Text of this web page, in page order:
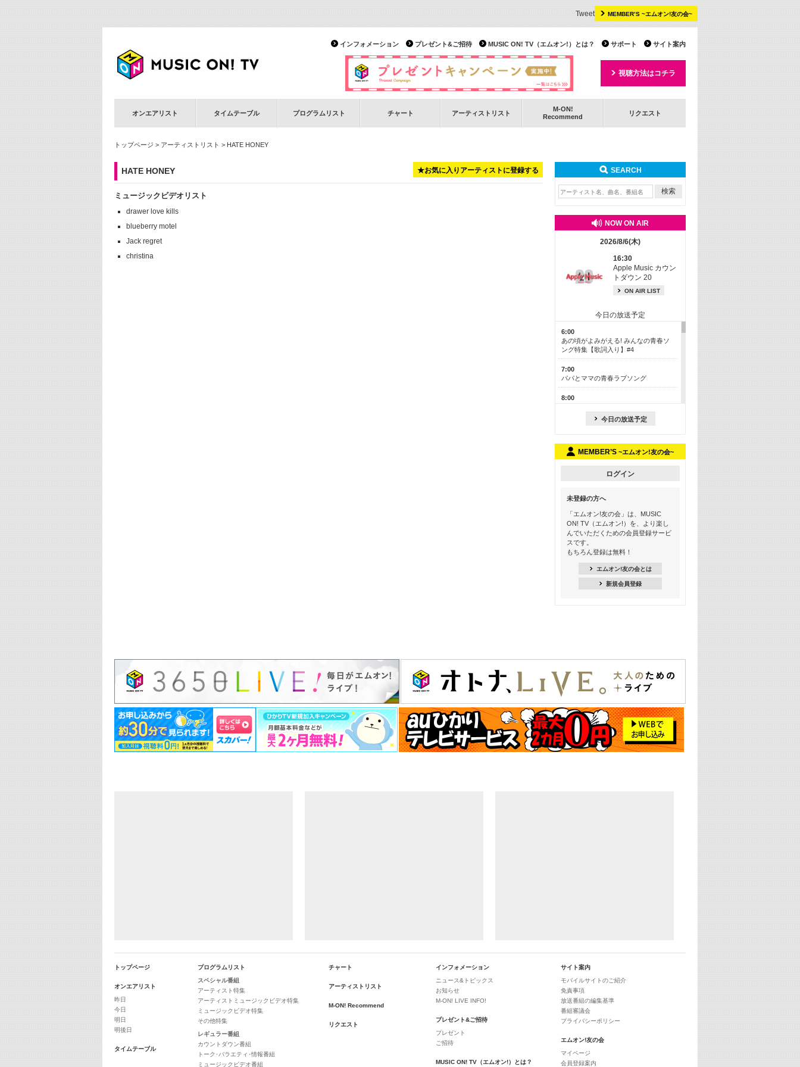
MEMBER’S ~エムオン!友の会~
Tweet
サイト案内
サポート
MUSIC ON! TV（エムオン!）とは？
プレゼント&ご招待
インフォメーション
視聴方法はコチラ
オンエアリスト タイムテーブル プログラムリスト チャート アーティストリスト
M-ON!
Recommend
リクエスト
トップページ > アーティストリスト > HATE HONEY
★お気に入りアーティストに登録する
HATE HONEY
ミュージックビデオリスト
drawer love kills
blueberry motel
Jack regret
christina
SEARCH
NOW ON AIR
2026/8/6(木)
16:30
Apple Music カウン
トダウン 20
ON AIR LIST
今日の放送予定
6:00
あの頃がよみがえる! みんなの青春ソ
ング特集【歌詞入り】#4
7:00
パパとママの青春ラブソング
8:00
13:00
15:30
この夏聴きたい! サマーソングメドレ
ー【歌詞入り】 #4
16:30
あのころK-POPヒッツ! 2021年
22:00
大人のための名曲セレクション ～バン
ド編～【歌詞入り】
22:30
今推したい! エムオン!おすすめミュー
ジックビデオ特集＜#28＞
23:00
今日の放送予定
MEMBER’S ~エムオン!友の会~
ログイン
未登録の方へ
「エムオン!友の会」は、MUSIC
ON! TV（エムオン!）を、より楽し
んでいただくための会員登録サービ
スです。
もちろん登録は無料！
エムオン!友の会とは
新規会員登録
トップページ
オンエアリスト
昨日
今日
明日
明後日
タイムテーブル
プログラムリスト
スペシャル番組
アーティスト特集
アーティストミュージックビデオ特集
ミュージックビデオ特集
その他特集
レギュラー番組
カウントダウン番組
トーク･バラエティ･情報番組
ミュージックビデオ番組
チャート
アーティストリスト
M-ON! Recommend
リクエスト
インフォメーション
ニュース&トピックス
お知らせ
M-ON! LIVE INFO!
プレゼント&ご招待
プレゼント
ご招待
MUSIC ON! TV（エムオン!）とは？
サイト案内
モバイルサイトのご紹介
免責事項
放送番組の編集基準
番組審議会
プライバシーポリシー
エムオン!友の会
マイページ
会員登録案内